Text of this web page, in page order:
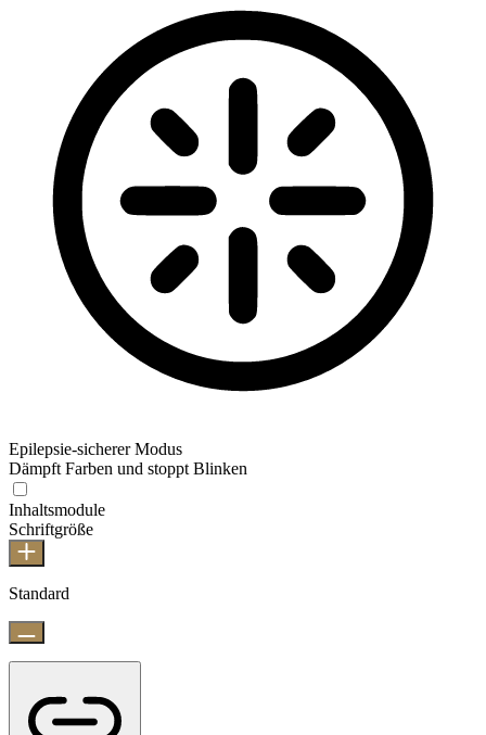
Epilepsie-sicherer Modus
Dämpft Farben und stoppt Blinken
Inhaltsmodule
Schriftgröße
Standard